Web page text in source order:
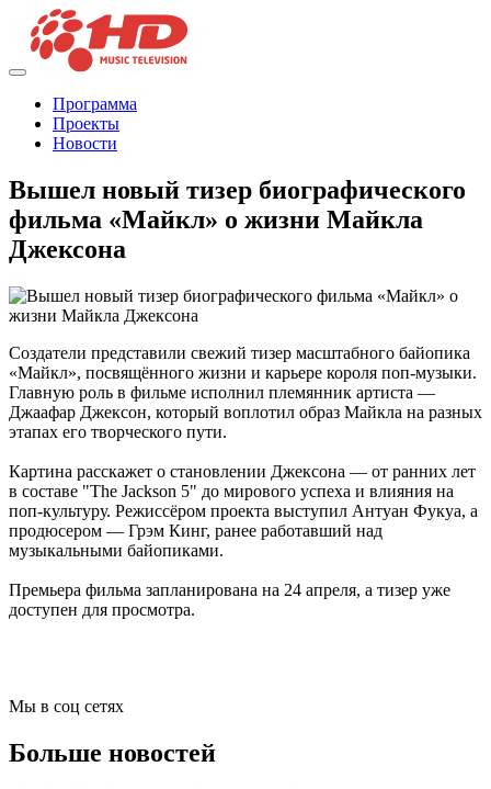
Программа
Проекты
Новости
Вышел новый тизер биографического
фильма «Майкл» о жизни Майкла
Джексона
Создатели представили свежий тизер масштабного байопика
«Майкл», посвящённого жизни и карьере короля поп-музыки.
Главную роль в фильме исполнил племянник артиста —
Джаафар Джексон, который воплотил образ Майкла на разных
этапах его творческого пути.
Картина расскажет о становлении Джексона — от ранних лет
в составе "The Jackson 5" до мирового успеха и влияния на
поп-культуру. Режиссёром проекта выступил Антуан Фукуа, а
продюсером — Грэм Кинг, ранее работавший над
музыкальными байопиками.
Премьера фильма запланирована на 24 апреля, а тизер уже
доступен для просмотра.
Мы в соц сетях
Больше новостей